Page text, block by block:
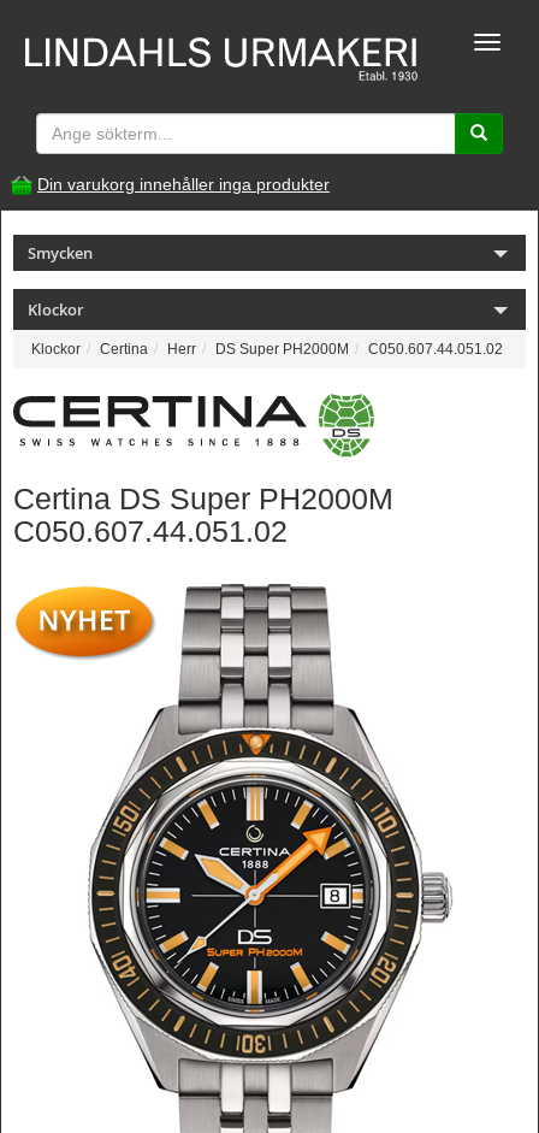
Toggle
Din varukorg innehåller inga produkter
Smycken
Klockor
Klockor Certina Herr DS Super PH2000M C050.607.44.051.02
Certina DS Super PH2000M
C050.607.44.051.02